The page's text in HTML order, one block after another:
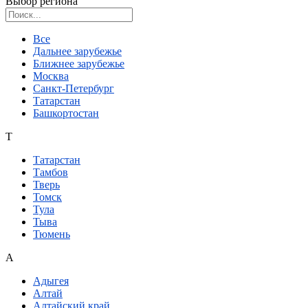
Все
Дальнее зарубежье
Ближнее зарубежье
Москва
Санкт-Петербург
Татарстан
Башкортостан
Т
Татарстан
Тамбов
Тверь
Томск
Тула
Тыва
Тюмень
А
Адыгея
Алтай